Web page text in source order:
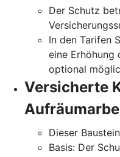
Der Schutz
In den Tarifen
eine Erhöhung
optional
Versicherte
Dieser
Basis: Der